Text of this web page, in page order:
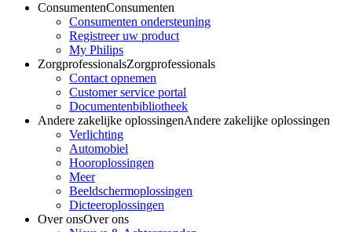
ConsumentenConsumenten
Consumenten ondersteuning
Registreer uw product
My Philips
ZorgprofessionalsZorgprofessionals
Contact opnemen
Customer service portal
Documentenbibliotheek
Andere zakelijke oplossingenAndere zakelijke oplossingen
Verlichting
Automobiel
Hooroplossingen
Meer
Beeldschermoplossingen
Dicteeroplossingen
Over onsOver ons